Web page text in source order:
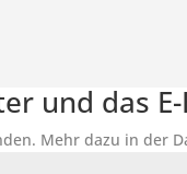
und das
Mehr dazu in der